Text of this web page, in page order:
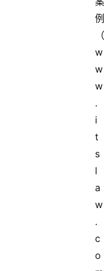
例
（
w
w
w
.
i
t
s
l
a
w
.
c
o